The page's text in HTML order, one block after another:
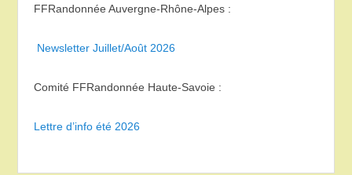
FFRandonnée Auvergne-Rhône-Alpes :
Newsletter Juillet/Août 2026
Comité FFRandonnée Haute-Savoie :
Lettre d’info été 2026